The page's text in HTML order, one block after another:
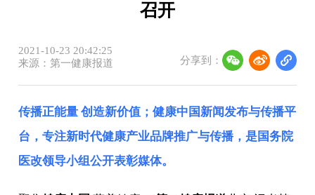
召开
2021-10-23 20:42:25
来源：第一健康报道
分享到：
传播正能量 创造新价值；健康中国新闻发布与传播平
台，专注新时代健康产业品牌推广与传播，是国务院
医改领导小组公开表彰媒体。